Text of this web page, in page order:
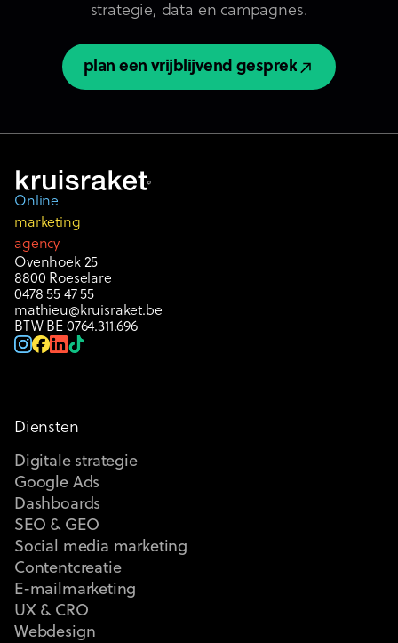
strategie, data en campagnes.
plan een vrijblijvend gesprek
plan een vrijblijvend gesprek
Online
marketing
agency
Ovenhoek 25
8800 Roeselare
0478 55 47 55
mathieu@kruisraket.be
BTW BE 0764.311.696
Diensten
Digitale strategie
Google Ads
Dashboards
SEO & GEO
Social media marketing
Contentcreatie
E-mailmarketing
UX & CRO
Webdesign